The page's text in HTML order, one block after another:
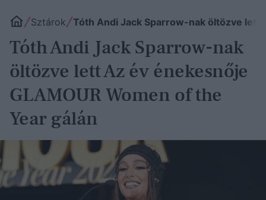
Sztárok Tóth Andi Jack Sparrow-nak öltözve lett
Tóth Andi Jack Sparrow-nak
öltözve lett Az év énekesnője
GLAMOUR Women of the
Year gálán